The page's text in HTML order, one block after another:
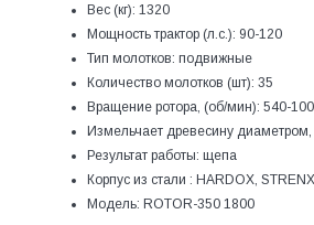
Вес (кг): 1320
Мощность трактор (л.с.): 90-120
Тип молотков: подвижные
Количество молотков (шт): 35
Вращение ротора, (об/мин): 540-
Измельчает древесину
Результат работы: щепа
Корпус из стали : HARDOX, STRENX
Модель: ROTOR-350 1800